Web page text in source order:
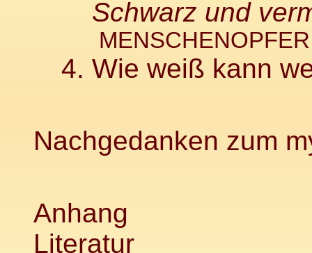
Schwarz und
MENSCHENOPFER
4. Wie weiß kann
Nachgedanken zum
Anhang
Literatur